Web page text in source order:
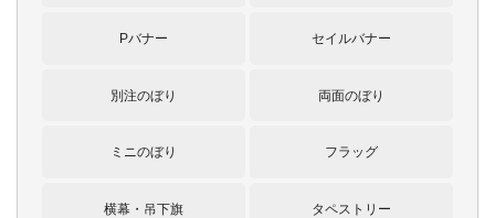
Pバナー セイルバナー
別注のぼり 両面のぼり
ミニのぼり フラッグ
横幕・吊下旗 タペストリー